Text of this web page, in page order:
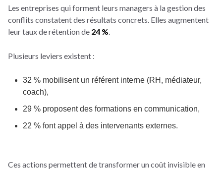
Les entreprises qui forment leurs managers à la gestion des
conflits constatent des résultats concrets. Elles augmentent
leur taux de rétention de 24 %.
Plusieurs leviers existent :
32 % mobilisent un référent interne (RH, médiateur,
coach),
29 % proposent des formations en communication,
22 % font appel à des intervenants externes.
Ces actions permettent de transformer un coût invisible en